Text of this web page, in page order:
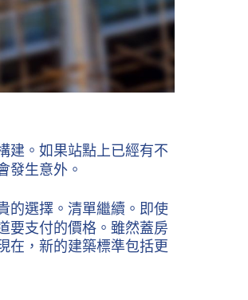
建。如果站點上已經有不
發生意外。
的選擇。清單繼續。即使
要支付的價格。雖然蓋房
在，新的建築標準包括更